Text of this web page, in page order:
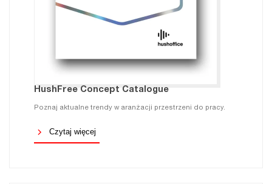
HushFree Concept Catalogue
Poznaj aktualne trendy w aranżacji przestrzeni do pracy.
Czytaj więcej